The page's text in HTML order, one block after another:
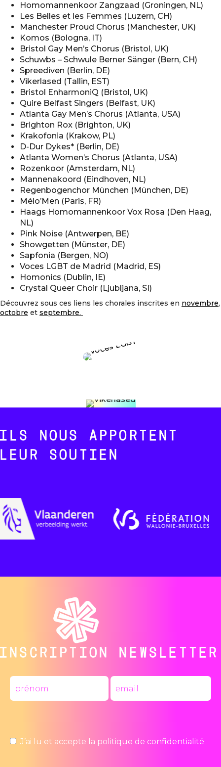
Homomannenkoor Zangzaad (Groningen, NL)
Les Belles et les Femmes (Luzern, CH)
Manchester Proud Chorus (Manchester, UK)
Komos (Bologna, IT)
Bristol Gay Men’s Chorus (Bristol, UK)
Schuwbs – Schwule Berner Sänger (Bern, CH)
Spreediven (Berlin, DE)
Vikerlased (Tallin, EST)
Bristol EnharmoniQ (Bristol, UK)
Quire Belfast Singers (Belfast, UK)
Atlanta Gay Men’s Chorus (Atlanta, USA)
Brighton Rox (Brighton, UK)
Krakofonia (Krakow, PL)
D-Dur Dykes* (Berlin, DE)
Atlanta Women’s Chorus (Atlanta, USA)
Rozenkoor (Amsterdam, NL)
Mannenakoord (Eindhoven, NL)
Regenbogenchor München (München, DE)
Mélo’Men (Paris, FR)
Haags Homomannenkoor Vox Rosa (Den Haag,
NL)
Pink Noise (Antwerpen, BE)
Showgetten (Münster, DE)
Sapfonia (Bergen, NO)
Voces LGBT de Madrid (Madrid, ES)
Homonics (Dublin, IE)
Crystal Queer Choir (Ljubljana, SI)
Découvrez sous ces liens les chorales inscrites en novembre,
octobre et septembre.
ILS NOUS APPORTENT
LEUR SOUTIEN
INSCRIPTION NEWSLETTER
J’ai lu et accepte la politique de confidentialité